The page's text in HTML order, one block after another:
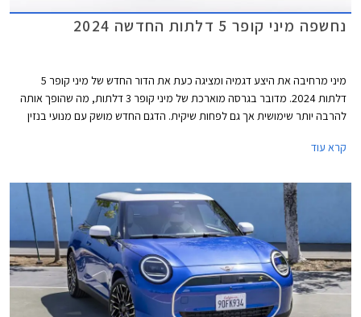
נחשפה מיני קופר 5 דלתות החדשה 2024
מיני מרחיבה את היצע דגמיה ומציגה כעת את הדור החדש של מיני קופר 5
דלתות 2024. מדובר בגרסה מוארכת של מיני קופר 3 דלתות, מה שהופך אותה
להרבה יותר שימושית אך גם לפחות שיקית. הדגם החדש מושק עם מנועי בנזין
קרא עוד